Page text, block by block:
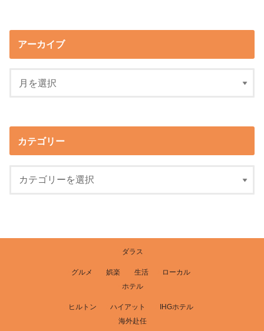
アーカイブ
カテゴリー
ダラス
グルメ 娯楽 生活
ローカル
ホテル
ヒルトン ハイアット
IHGホテル
海外赴任